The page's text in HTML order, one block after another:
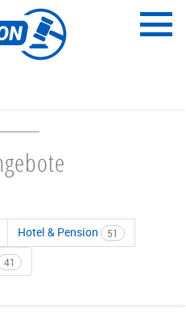
Menü
Hotel & Pension 51
41